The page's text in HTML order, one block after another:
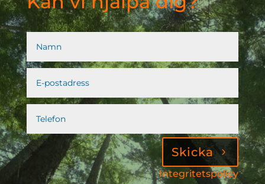
Skicka
Integritetspolicy